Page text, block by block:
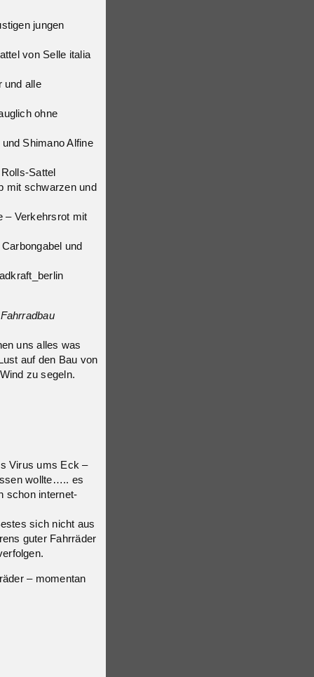
jungen
von Selle italia
und alle
ohne
Shimano Alfine
Sattel
mit schwarzen und
– Verkehrsrot mit
und
uns alles was
auf den Bau von
zu segeln.
Virus ums Eck –
wollte….. es
schon internet-
sich nicht aus
guter Fahrräder
– momentan